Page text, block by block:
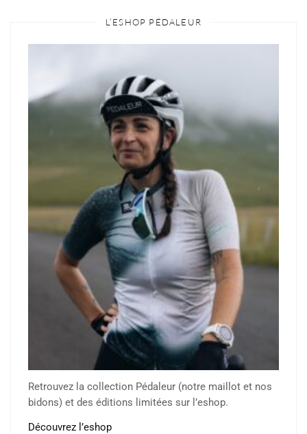
L’ESHOP PÉDALEUR
Retrouvez la collection Pédaleur (notre maillot et nos
bidons) et des éditions limitées sur l’eshop.
Découvrez l’eshop